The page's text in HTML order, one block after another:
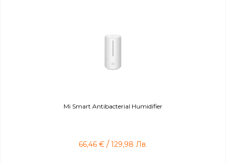
Mi Smart Antibacterial Humidifier
66,46 € /129,98 Лв.